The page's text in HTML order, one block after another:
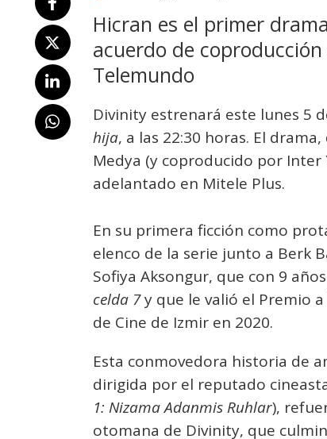
Hicran es el primer
acuerdo de
Telemundo
Divinity estrenará este lunes 5
hija, a las 22:30 horas. El
Medya (y coproducido por
adelantado en Mitele Plus.
En su primera ficción como
elenco de la serie junto a Berk
Sofiya Aksongur, que con 9
celda 7y que le valió el Premio
de Cine de Izmir en 2020.
Esta conmovedora historia de
dirigida por el reputado
1: Nizama Adanmis Ruhlar),
otomana de Divinity, que